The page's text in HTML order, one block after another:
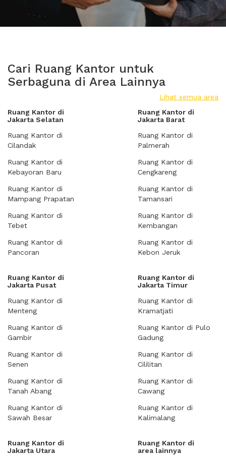
Cari Ruang Kantor untuk
Serbaguna di Area Lainnya
Lihat semua area
Ruang Kantor di
Jakarta Selatan
Ruang Kantor di
Cilandak
Ruang Kantor di
Kebayoran Baru
Ruang Kantor di
Mampang Prapatan
Ruang Kantor di
Tebet
Ruang Kantor di
Pancoran
Ruang Kantor di
Jakarta Barat
Ruang Kantor di
Palmerah
Ruang Kantor di
Cengkareng
Ruang Kantor di
Tamansari
Ruang Kantor di
Kembangan
Ruang Kantor di
Kebon Jeruk
Ruang Kantor di
Jakarta Pusat
Ruang Kantor di
Menteng
Ruang Kantor di
Gambir
Ruang Kantor di
Senen
Ruang Kantor di
Tanah Abang
Ruang Kantor di
Sawah Besar
Ruang Kantor di
Jakarta Timur
Ruang Kantor di
Kramatjati
Ruang Kantor di Pulo
Gadung
Ruang Kantor di
Cililitan
Ruang Kantor di
Cawang
Ruang Kantor di
Kalimalang
Ruang Kantor di
Jakarta Utara
Ruang Kantor di
area lainnya